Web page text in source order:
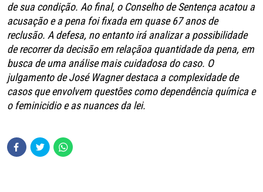
de sua condição. Ao final, o Conselho de Sentença acatou a
acusação e a pena foi fixada em quase 67 anos de
reclusão. A defesa, no entanto irá analizar a possibilidade
de recorrer da decisão em relaçãoa quantidade da pena, em
busca de uma análise mais cuidadosa do caso. O
julgamento de José Wagner destaca a complexidade de
casos que envolvem questões como dependência química e
o feminicidio e as nuances da lei.